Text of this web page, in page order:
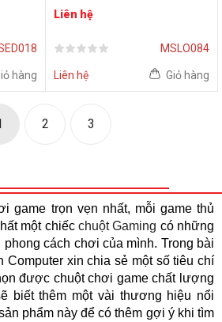
hàng
White Wireless (910-
006369)
Liên hệ
MSLO084
Liên hệ Giỏ hàng
2 3
game trọn vẹn nhất, mỗi game thủ
một chiếc chuột Gaming có những
cách chơi của mình. Trong bài
Computer xin chia sẻ một số tiêu chí
được chuột chơi game chất lượng
biết thêm một vài thương hiệu nổi
phẩm này để có thêm gợi ý khi tìm